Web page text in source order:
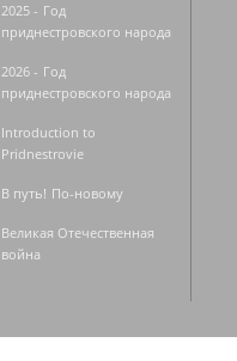
2025 - Год
приднестровского народа
2026 - Год
приднестровского народа
Introduction to
Pridnestrovie
В путь! По-новому
Великая Отечественная
война